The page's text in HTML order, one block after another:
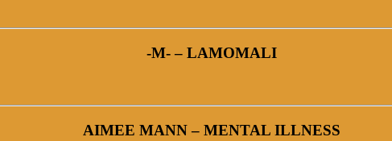
-M- – LAMOMALI
AIMEE MANN – MENTAL ILLNESS